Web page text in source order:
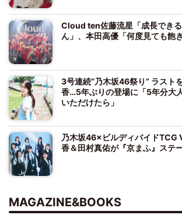
Cloud ten佐藤流星「成長でき
ん」、本田高優「何度見ても飽
3号連続“乃木坂46祭り” ラスト
香…5年ぶりの登場に「5年分大
いただけたら」
乃木坂46×ビルディバイド
香＆田村真佑が『京まふ』ステ
MAGAZINE&BOOKS